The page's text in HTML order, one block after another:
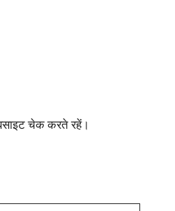
चेक करते रहें।